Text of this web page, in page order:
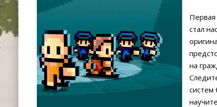
Первая
стал
на
систем